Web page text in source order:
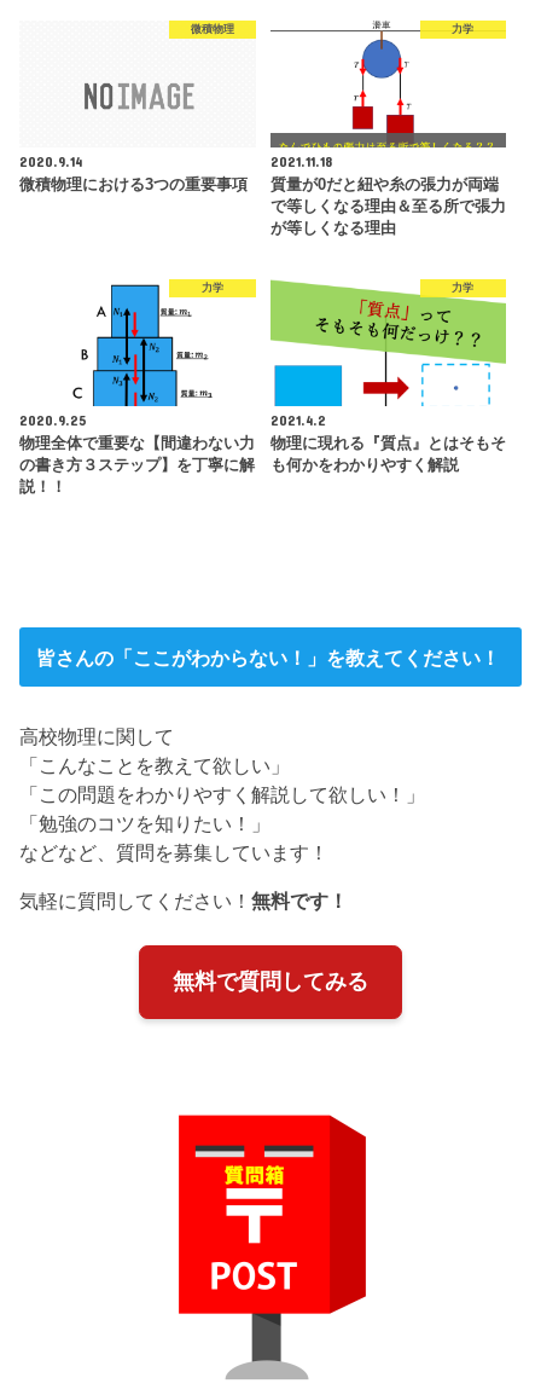
微積物理
2020.9.14
微積物理における3つの重要事項
力学
2021.11.18
質量が0だと紐や糸の張力が両端
で等しくなる理由＆至る所で張力
が等しくなる理由
力学
2020.9.25
物理全体で重要な【間違わない力
の書き方３ステップ】を丁寧に解
説！！
力学
2021.4.2
物理に現れる『質点』とはそもそ
も何かをわかりやすく解説
皆さんの「ここがわからない！」を教えてください！
高校物理に関して
「こんなことを教えて欲しい」
「この問題をわかりやすく解説して欲しい！」
「勉強のコツを知りたい！」
などなど、質問を募集しています！
気軽に質問してください！無料です！
無料で質問してみる